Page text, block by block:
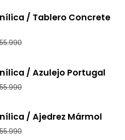
/ Tablero Concrete
/ Azulejo Portugal
/ Ajedrez Mármol